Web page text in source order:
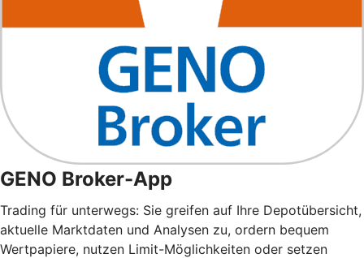
GENO Broker-App
Trading für unterwegs: Sie greifen auf Ihre Depotübersicht,
aktuelle Marktdaten und Analysen zu, ordern bequem
Wertpapiere, nutzen Limit-Möglichkeiten oder setzen